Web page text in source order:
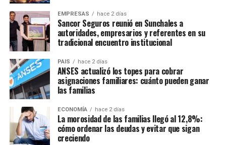
EMPRESAS hace 2 días
Sancor Seguros reunió en Sunchales a
autoridades, empresarios y referentes en su
tradicional encuentro institucional
PAIS hace 2 días
ANSES actualizó los topes para cobrar
asignaciones familiares: cuánto pueden ganar
las familias
ECONOMÍA hace 2 días
La morosidad de las familias llegó al 12,8%:
cómo ordenar las deudas y evitar que sigan
creciendo